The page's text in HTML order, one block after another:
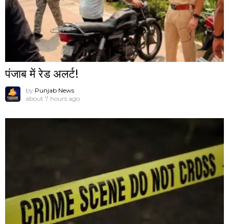
पंजाब में रेड अलर्ट!
by Punjab News
about 7 hours ago